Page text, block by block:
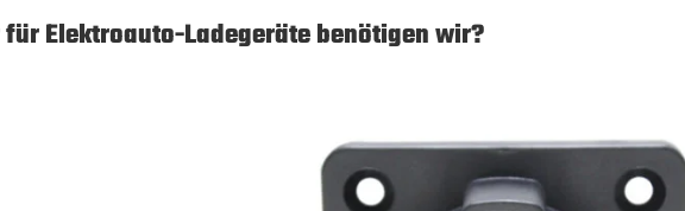
Elektroauto-Ladegeräte benötigen wir?